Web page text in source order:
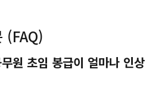
(FAQ)
원 초임 봉급이 얼마나 인상